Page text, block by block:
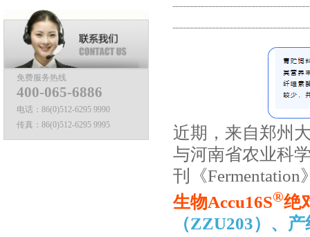
免费服务热线
400-065-6886
电话： 86(0)512-6295 9990
传真： 86(0)512-6295 9995
近期，来自郑州
与河南省农业科
刊《Fermentation
生物Accu16S®绝
（ZZU203）、